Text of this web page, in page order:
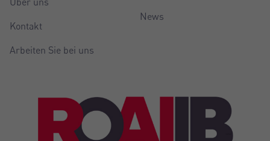
Kontakt
Arbeiten Sie bei uns
News